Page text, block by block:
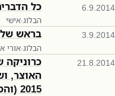
6.9.2014 כל
הבלוג·אישי
3.9.2014 בראש של
הבלוג·אורי
21.8.2014
האוצר,
2015 (והמלחמה לא עזרה)